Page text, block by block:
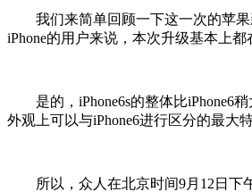
我们来简单回顾一下这一次的苹果
iPhone的用户来说，本次升级基本上
是的，iPhone6s的整体比iPhone6稍
外观上可以与iPhone6进行区分的最大
所以，众人在北京时间9月12日下午